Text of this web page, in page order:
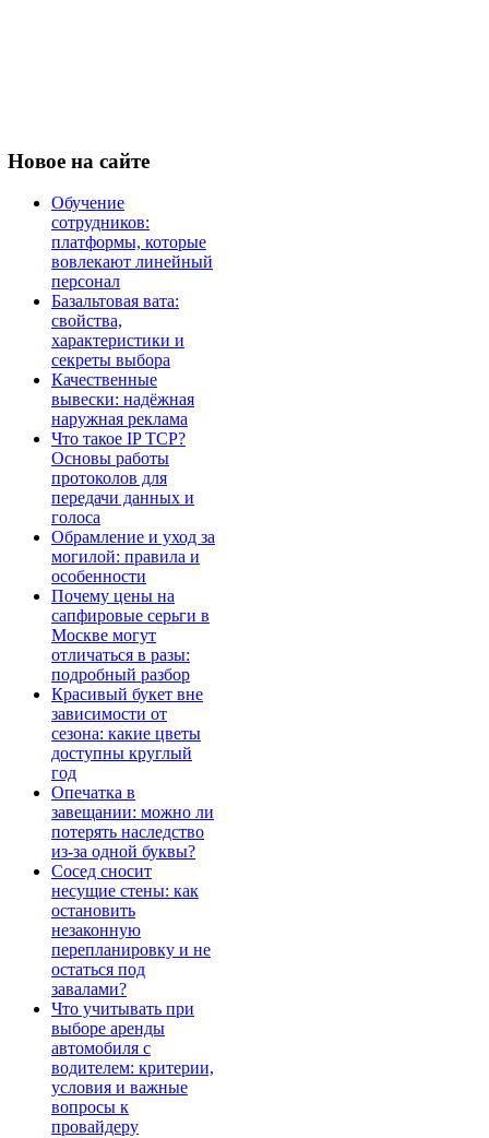
Новое на сайте
Обучение
сотрудников:
платформы, которые
вовлекают линейный
персонал
Базальтовая вата:
свойства,
характеристики и
секреты выбора
Качественные
вывески: надёжная
наружная реклама
Что такое IP TCP?
Основы работы
протоколов для
передачи данных и
голоса
Обрамление и уход за
могилой: правила и
особенности
Почему цены на
сапфировые серьги в
Москве могут
отличаться в разы:
подробный разбор
Красивый букет вне
зависимости от
сезона: какие цветы
доступны круглый
год
Опечатка в
завещании: можно ли
потерять наследство
из-за одной буквы?
Сосед сносит
несущие стены: как
остановить
незаконную
перепланировку и не
остаться под
завалами?
Что учитывать при
выборе аренды
автомобиля с
водителем: критерии,
условия и важные
вопросы к
провайдеру